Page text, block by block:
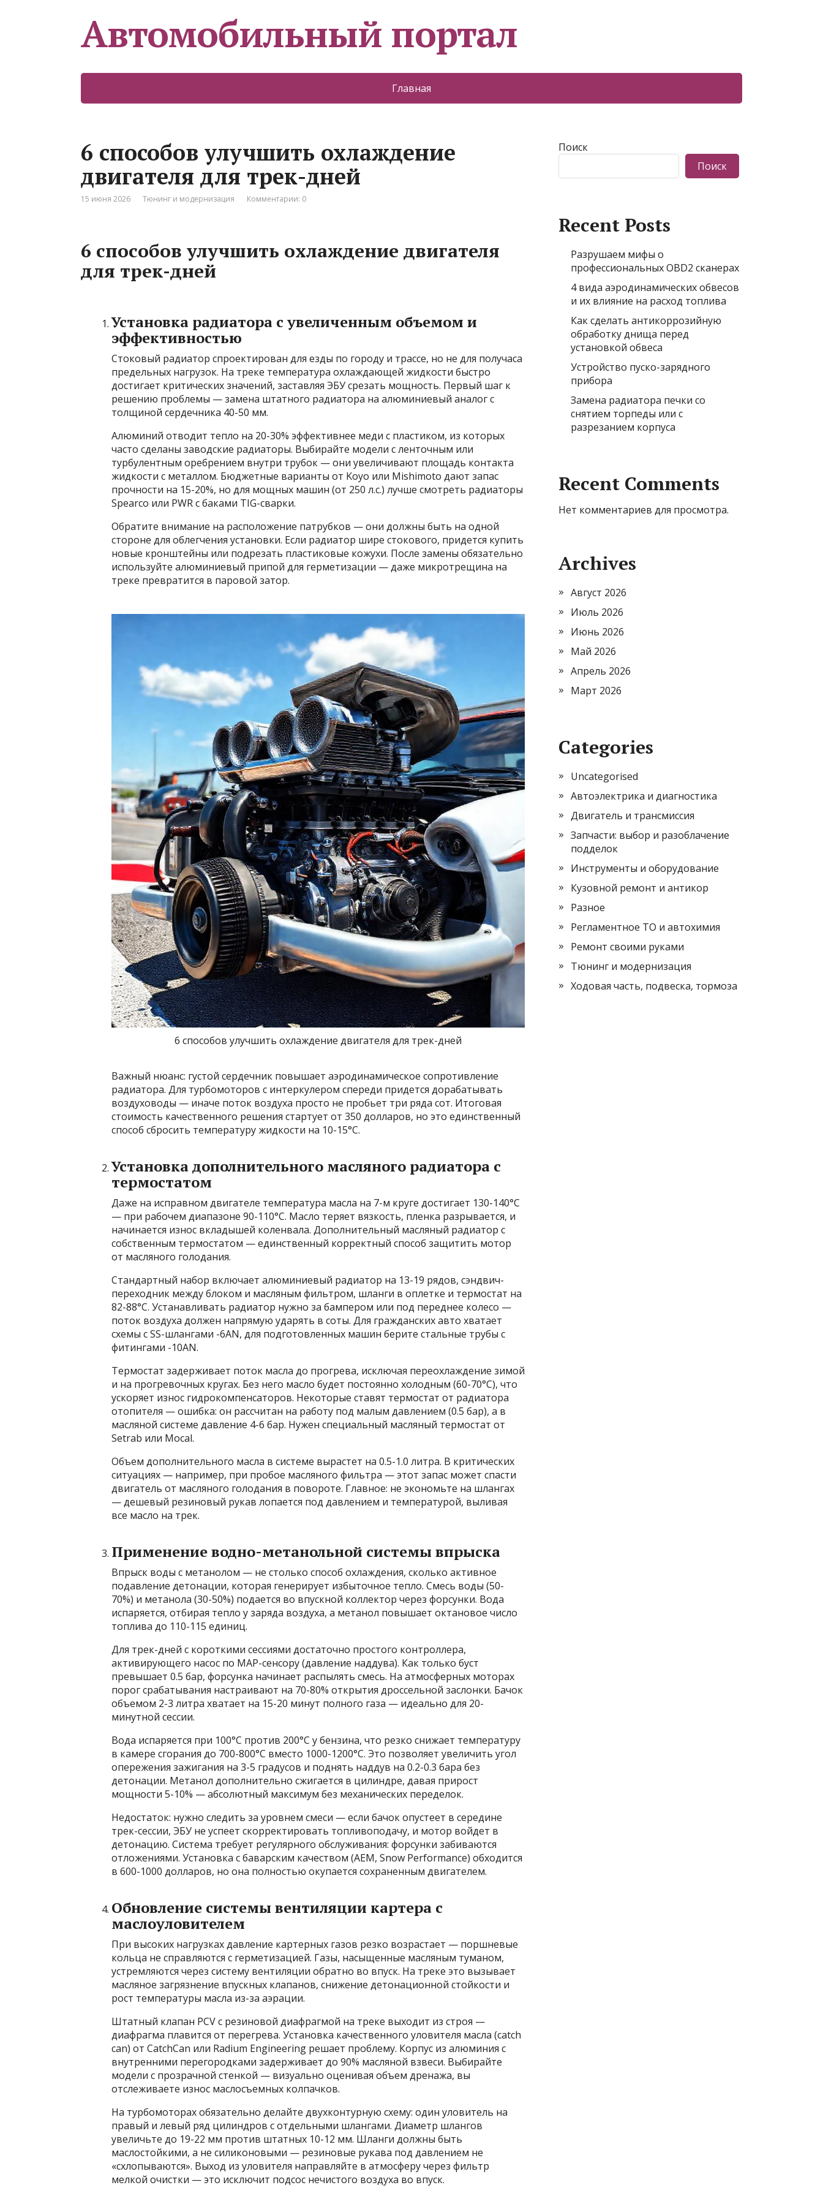
Автомобильный портал
Главная
6 способов улучшить охлаждение
двигателя для трек-дней
15 июня 2026 Тюнинг и модернизация Комментарии: 0
6 способов улучшить охлаждение двигателя
для трек-дней
Установка радиатора с увеличенным объемом и
эффективностью
Стоковый радиатор спроектирован для езды по городу и трассе, но не для получаса
предельных нагрузок. На треке температура охлаждающей жидкости быстро
достигает критических значений, заставляя ЭБУ срезать мощность. Первый шаг к
решению проблемы — замена штатного радиатора на алюминиевый аналог с
толщиной сердечника 40-50 мм.
Алюминий отводит тепло на 20-30% эффективнее меди с пластиком, из которых
часто сделаны заводские радиаторы. Выбирайте модели с ленточным или
турбулентным оребрением внутри трубок — они увеличивают площадь контакта
жидкости с металлом. Бюджетные варианты от Koyo или Mishimoto дают запас
прочности на 15-20%, но для мощных машин (от 250 л.с.) лучше смотреть радиаторы
Spearco или PWR с баками TIG-сварки.
Обратите внимание на расположение патрубков — они должны быть на одной
стороне для облегчения установки. Если радиатор шире стокового, придется купить
новые кронштейны или подрезать пластиковые кожухи. После замены обязательно
используйте алюминиевый припой для герметизации — даже микротрещина на
треке превратится в паровой затор.
6 способов улучшить охлаждение двигателя для трек-дней
Важный нюанс: густой сердечник повышает аэродинамическое сопротивление
радиатора. Для турбомоторов с интеркулером спереди придется дорабатывать
воздуховоды — иначе поток воздуха просто не пробьет три ряда сот. Итоговая
стоимость качественного решения стартует от 350 долларов, но это единственный
способ сбросить температуру жидкости на 10-15°C.
Установка дополнительного масляного радиатора с
термостатом
Даже на исправном двигателе температура масла на 7-м круге достигает 130-140°C
— при рабочем диапазоне 90-110°C. Масло теряет вязкость, пленка разрывается, и
начинается износ вкладышей коленвала. Дополнительный масляный радиатор с
собственным термостатом — единственный корректный способ защитить мотор
от масляного голодания.
Стандартный набор включает алюминиевый радиатор на 13-19 рядов, сэндвич-
переходник между блоком и масляным фильтром, шланги в оплетке и термостат на
82-88°C. Устанавливать радиатор нужно за бампером или под переднее колесо —
поток воздуха должен напрямую ударять в соты. Для гражданских авто хватает
схемы с SS-шлангами -6AN, для подготовленных машин берите стальные трубы с
фитингами -10AN.
Термостат задерживает поток масла до прогрева, исключая переохлаждение зимой
и на прогревочных кругах. Без него масло будет постоянно холодным (60-70°C), что
ускоряет износ гидрокомпенсаторов. Некоторые ставят термостат от радиатора
отопителя — ошибка: он рассчитан на работу под малым давлением (0.5 бар), а в
масляной системе давление 4-6 бар. Нужен специальный масляный термостат от
Setrab или Mocal.
Объем дополнительного масла в системе вырастет на 0.5-1.0 литра. В критических
ситуациях — например, при пробое масляного фильтра — этот запас может спасти
двигатель от масляного голодания в повороте. Главное: не экономьте на шлангах
— дешевый резиновый рукав лопается под давлением и температурой, выливая
все масло на трек.
Применение водно-метанольной системы впрыска
Впрыск воды с метанолом — не столько способ охлаждения, сколько активное
подавление детонации, которая генерирует избыточное тепло. Смесь воды (50-
70%) и метанола (30-50%) подается во впускной коллектор через форсунки. Вода
испаряется, отбирая тепло у заряда воздуха, а метанол повышает октановое число
топлива до 110-115 единиц.
Для трек-дней с короткими сессиями достаточно простого контроллера,
активирующего насос по MAP-сенсору (давление наддува). Как только буст
превышает 0.5 бар, форсунка начинает распылять смесь. На атмосферных моторах
порог срабатывания настраивают на 70-80% открытия дроссельной заслонки. Бачок
объемом 2-3 литра хватает на 15-20 минут полного газа — идеально для 20-
минутной сессии.
Вода испаряется при 100°C против 200°C у бензина, что резко снижает температуру
в камере сгорания до 700-800°C вместо 1000-1200°C. Это позволяет увеличить угол
опережения зажигания на 3-5 градусов и поднять наддув на 0.2-0.3 бара без
детонации. Метанол дополнительно сжигается в цилиндре, давая прирост
мощности 5-10% — абсолютный максимум без механических переделок.
Недостаток: нужно следить за уровнем смеси — если бачок опустеет в середине
трек-сессии, ЭБУ не успеет скорректировать топливоподачу, и мотор войдет в
детонацию. Система требует регулярного обслуживания: форсунки забиваются
отложениями. Установка с баварским качеством (AEM, Snow Performance) обходится
в 600-1000 долларов, но она полностью окупается сохраненным двигателем.
Обновление системы вентиляции картера с
маслоуловителем
При высоких нагрузках давление картерных газов резко возрастает — поршневые
кольца не справляются с герметизацией. Газы, насыщенные масляным туманом,
устремляются через систему вентиляции обратно во впуск. На треке это вызывает
масляное загрязнение впускных клапанов, снижение детонационной стойкости и
рост температуры масла из-за аэрации.
Штатный клапан PCV с резиновой диафрагмой на треке выходит из строя —
диафрагма плавится от перегрева. Установка качественного уловителя масла (catch
can) от CatchCan или Radium Engineering решает проблему. Корпус из алюминия с
внутренними перегородками задерживает до 90% масляной взвеси. Выбирайте
модели с прозрачной стенкой — визуально оценивая объем дренажа, вы
отслеживаете износ маслосъемных колпачков.
На турбомоторах обязательно делайте двухконтурную схему: один уловитель на
правый и левый ряд цилиндров с отдельными шлангами. Диаметр шлангов
увеличьте до 19-22 мм против штатных 10-12 мм. Шланги должны быть
маслостойкими, а не силиконовыми — резиновые рукава под давлением не
«схлопываются». Выход из уловителя направляйте в атмосферу через фильтр
мелкой очистки — это исключит подсос нечистого воздуха во впуск.
Поиск
Поиск
Recent Posts
Разрушаем мифы о
профессиональных OBD2 сканерах
4 вида аэродинамических обвесов
и их влияние на расход топлива
Как сделать антикоррозийную
обработку днища перед
установкой обвеса
Устройство пуско-зарядного
прибора
Замена радиатора печки со
снятием торпеды или с
разрезанием корпуса
Recent Comments
Нет комментариев для просмотра.
Archives
Август 2026
Июль 2026
Июнь 2026
Май 2026
Апрель 2026
Март 2026
Categories
Uncategorised
Автоэлектрика и диагностика
Двигатель и трансмиссия
Запчасти: выбор и разоблачение
подделок
Инструменты и оборудование
Кузовной ремонт и антикор
Разное
Регламентное ТО и автохимия
Ремонт своими руками
Тюнинг и модернизация
Ходовая часть, подвеска, тормоза